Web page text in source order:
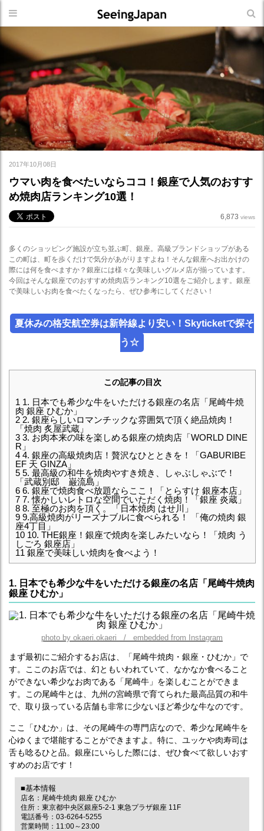
2017年10月08日
ウマい肉を食べたいならココ！銀座で人気のおすす
め焼肉店ランキング10選！
6,873 views
多くのショッピング施設が立ち並ぶ町、銀座。高級ブランドショップがある
この町は、町を歩くだけで気分があがりますよね！そんな銀座へお出かけの
際には何を食べますか？銀座には様々な美味しいグルメ店が揃っています。
今回はそんな銀座でのおすすめ焼肉店ランキング10選をご紹介します。銀座
で美味しいお肉を食べたくなったら、ぜひ参考にしてください！
夏休みの格安航空券は新幹線より安い！Skyticketで探そ
う☆
この記事の目次
1 1. 日本でも希少な牛をいただける銀座の名店「尾崎牛焼
肉 銀座 ひむか」
2 2. 銀座らしいロマンチックな雰囲気で頂く絶品焼肉！
「焼肉 炙屋武蔵」
3 3. お肉本来の味を楽しめる銀座の焼肉店「WORLD DINE
R」
4 4. 銀座の高級焼肉店！贅沢なひとときを！「GABURIBE
EF 天 GINZA」
5 5. 最高級の和牛を焼肉やすき焼き、しゃぶしゃぶで！
「武蔵別邸 巌流島」
6 6. 銀座で焼肉食べ放題ならここ！「とらすけ 銀座本店」
7 7. 懐かしいレトロな空間でいただく焼肉！「銀座 炎蔵」
8 8. 至極のお肉を頂く。「日本焼肉 はせ川」
9 9.高級焼肉がリーズナブルに食べられる！ 「俺の焼肉 銀
座4丁目」
10 10. THE銀座！銀座で焼肉を楽しみたいなら！「焼肉 う
しごろ 銀座店」
11 銀座で美味しい焼肉を食べよう！
1. 日本でも希少な牛をいただける銀座の名店「尾崎牛焼肉
銀座 ひむか」
photo by okaeri.okaeri / embedded from Instagram
まず最初にご紹介するお店は、「尾崎牛焼肉・銀座・ひむか」で
す。ここのお店では、幻ともいわれていて、なかなか食べること
ができない希少なお肉である「尾崎牛」を楽しむことができま
す。この尾崎牛とは、九州の宮崎県で育てられた最高品質の和牛
で、取り扱っている店舗も非常に少ないほど希少な牛なのです。
ここ「ひむか」は、その尾崎牛の専門店なので、希少な尾崎牛を
心ゆくまで堪能することができますよ。特に、ユッケや肉寿司は
舌も唸るひと品。銀座にいらした際には、ぜひ食べて欲しいおす
すめのお店です！
■基本情報
店名：尾崎牛焼肉 銀座 ひむか
住所：東京都中央区銀座5-2-1 東急プラザ銀座 11F
電話番号：03-6264-5255
営業時間：11:00～23:00